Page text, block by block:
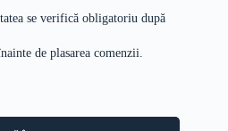
se verifică obligatoriu după
de plasarea comenzii.